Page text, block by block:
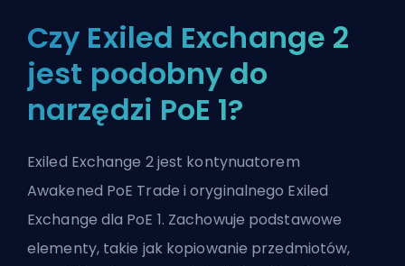
Czy Exiled Exchange 2
jest podobny do
narzędzi PoE 1?
Exiled Exchange 2 jest kontynuatorem
Awakened PoE Trade i oryginalnego Exiled
Exchange dla PoE 1. Zachowuje podstawowe
elementy, takie jak kopiowanie przedmiotów,